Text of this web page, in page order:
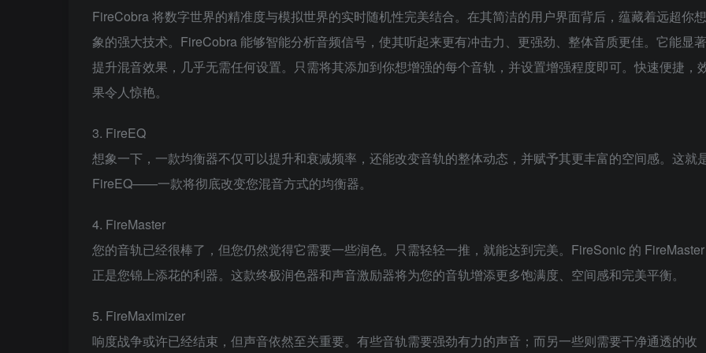
FireCobra 将数字世界的精准度与模拟世界的实时随机性完美结合。在其简洁的用户界面背后，蕴藏着远超你想
象的强大技术。FireCobra 能够智能分析音频信号，使其听起来更有冲击力、更强劲、整体音质更佳。它能显著
提升混音效果，几乎无需任何设置。只需将其添加到你想增强的每个音轨，并设置增强程度即可。快速便捷，
果令人惊艳。
3. FireEQ
想象一下，一款均衡器不仅可以提升和衰减频率，还能改变音轨的整体动态，并赋予其更丰富的空间感。这就
FireEQ——一款将彻底改变您混音方式的均衡器。
4. FireMaster
您的音轨已经很棒了，但您仍然觉得它需要一些润色。只需轻轻一推，就能达到完美。FireSonic 的 FireMaster
正是您锦上添花的利器。这款终极润色器和声音激励器将为您的音轨增添更多饱满度、空间感和完美平衡。
5. FireMaximizer
响度战争或许已经结束，但声音依然至关重要。有些音轨需要强劲有力的声音；而另一些则需要干净通透的收